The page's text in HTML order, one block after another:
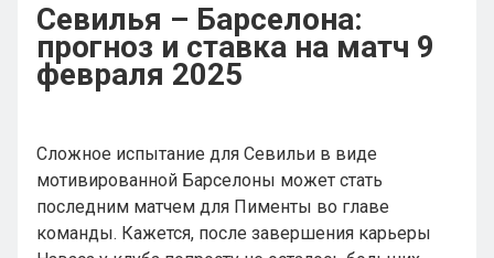
Севилья – Барселона:
прогноз и ставка на матч 9
февраля 2025
Сложное испытание для Севильи в виде
мотивированной Барселоны может стать
последним матчем для Пименты во главе
команды. Кажется, после завершения карьеры